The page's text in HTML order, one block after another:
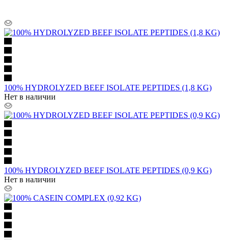
100% HYDROLYZED BEEF ISOLATE PEPTIDES (1,8 KG)
Нет в наличии
100% HYDROLYZED BEEF ISOLATE PEPTIDES (0,9 KG)
Нет в наличии